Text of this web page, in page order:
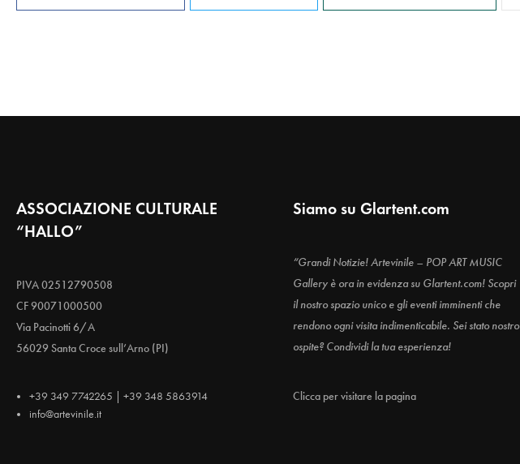
ASSOCIAZIONE CULTURALE
“HALLO”
PIVA 02512790508
CF 90071000500
Via Pacinotti 6/A
56029 Santa Croce sull’Arno (PI)
+39 349 7742265 | +39 348 5863914
info@artevinile.it
Siamo su Glartent.com
“Grandi Notizie! Artevinile – POP ART MUSIC
Gallery è ora in evidenza su Glartent.com! Scopri
il nostro spazio unico e gli eventi imminenti che
rendono ogni visita indimenticabile. Sei stato nostro
ospite? Condividi la tua esperienza!
Clicca per visitare la pagina